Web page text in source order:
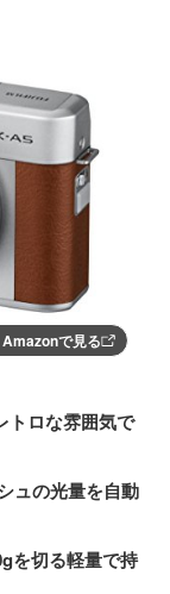
Amazonで見る
トロな雰囲気で
ュの光量を自動
を切る軽量で持